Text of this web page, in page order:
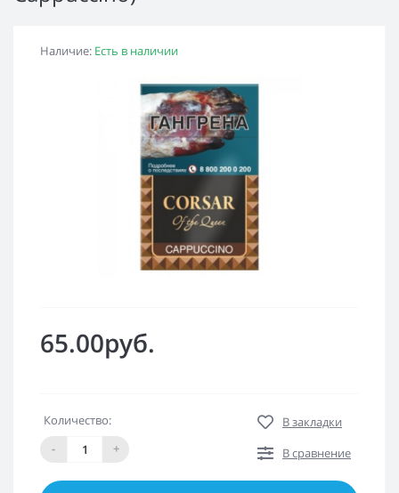
Наличие: Есть в наличии
65.00руб.
Количество:
-
+
В закладки
В сравнение